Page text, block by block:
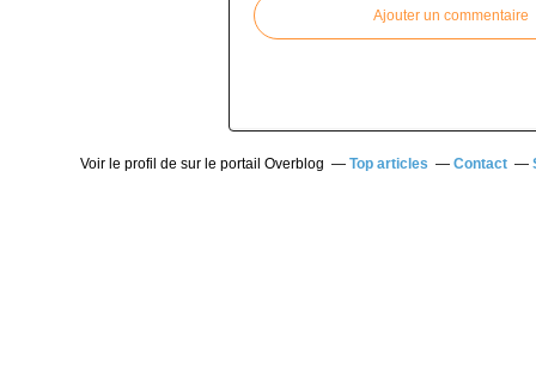
Ajouter un commentaire
Voir le profil de sur le portail Overblog Top articles Contact